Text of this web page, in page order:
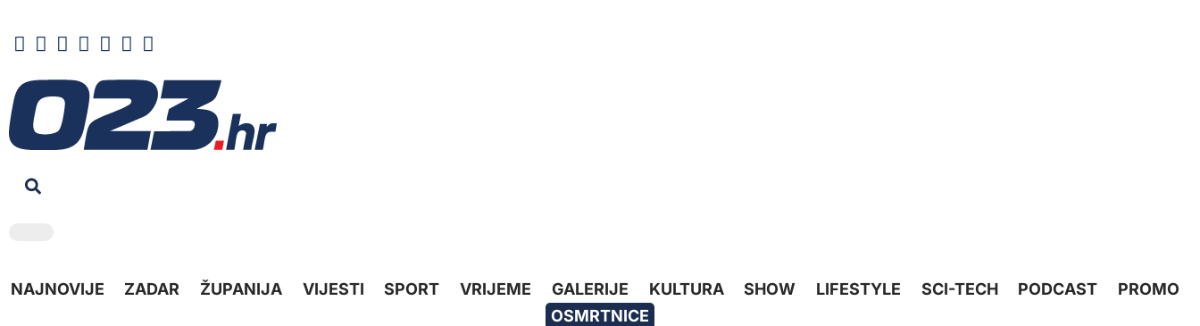
NAJNOVIJE ZADAR ŽUPANIJA VIJESTI SPORT VRIJEME GALERIJE KULTURA SHOW LIFESTYLE SCI-TECH PODCAST
PROMO
OSMRTNICE